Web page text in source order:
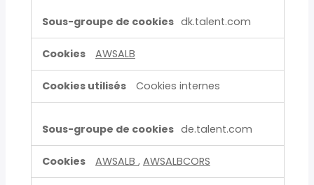
dk.talent.com
AWSALB
Cookies internes
de.talent.com
AWSALB , AWSALBCORS